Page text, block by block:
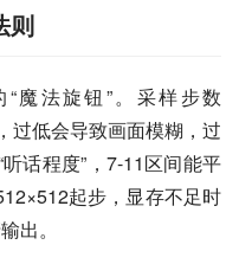
则
魔法旋钮”。采样步数
过低会导致画面模糊，过
话程度”，7-11区间能平
起步，显存不足时
出。